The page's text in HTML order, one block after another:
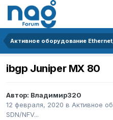
ibgp Juniper MX 80
Автор: Владимир320
12 февраля, 2020 в Активное
SDN/NFV...